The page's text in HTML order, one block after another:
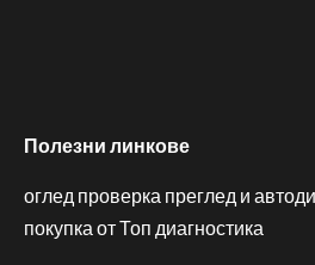
Полезни линкове
оглед проверка преглед и
покупка от Топ диагностика